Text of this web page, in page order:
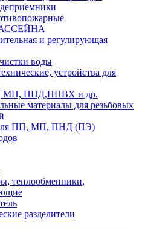
и регулирующая
воды
устройства для
МП, ПНД,НПВХ и др.
материалы для резьбовых
ПП, МП, ПНД (ПЭ)
теплообменники,
разделители